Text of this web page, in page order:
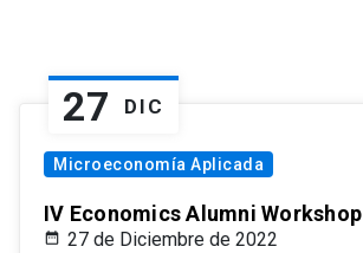
27 DIC
Microeconomía Aplicada
IV Economics Alumni Workshop
27 de Diciembre de 2022